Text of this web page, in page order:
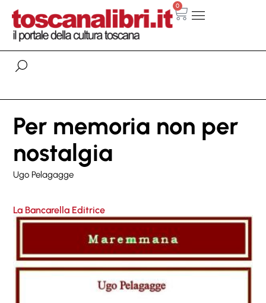
0
Per memoria non per
nostalgia
Ugo Pelagagge
La Bancarella Editrice